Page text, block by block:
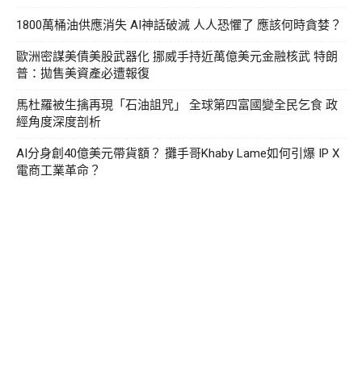
1800萬桶油供應消失 AI神話破滅 人人恐懼了 應該何時貪婪？
歐洲密謀美債美股武器化 挪威手持近萬億美元金融核武 特朗
普：拋售美資產必遭報復
馬杜羅被生擒再現「石油詛咒」 全球第四富國變全民乞食 政
經角度深度剖析
AI分身創40億美元帶貨額？ 攤手哥Khaby Lame如何引爆 IP X
電商工業革命？